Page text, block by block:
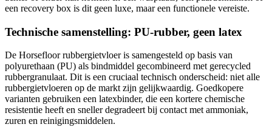
een recovery box is dit geen luxe, maar een functionele vereiste.
Technische samenstelling: PU-rubber, geen latex
De Horsefloor rubbergietvloer is samengesteld op basis van
polyurethaan (PU) als bindmiddel gecombineerd met gerecycled
rubbergranulaat. Dit is een cruciaal technisch onderscheid: niet alle
rubbergietvloeren op de markt zijn gelijkwaardig. Goedkopere
varianten gebruiken een latexbinder, die een kortere chemische
resistentie heeft en sneller degradeert bij contact met ammoniak,
zuren en reinigingsmiddelen.